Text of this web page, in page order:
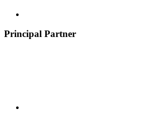
Principal Partner